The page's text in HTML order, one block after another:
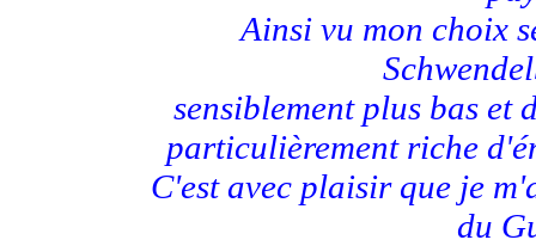
Ainsi vu mon choix
sensiblement plus bas
particulièrement riche
C'est avec plaisir que je
du